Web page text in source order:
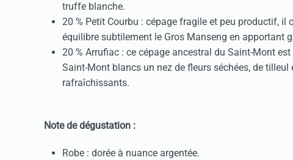
truffe blanche.
20 % Petit Courbu : cépage fragile et peu productif, il
équilibre subtilement le Gros Manseng en apportant
20 % Arrufiac : ce cépage ancestral du Saint-Mont
Saint-Mont blancs un nez de fleurs séchées, de
rafraîchissants.
Note de dégustation :
Robe : dorée à nuance argentée.